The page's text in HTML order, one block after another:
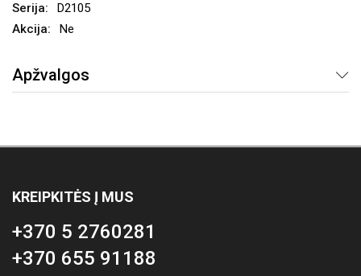
D2105
Ne
Apžvalgos
KREIPKITĖS Į MUS
+370 5 2760281
+370 655 91188